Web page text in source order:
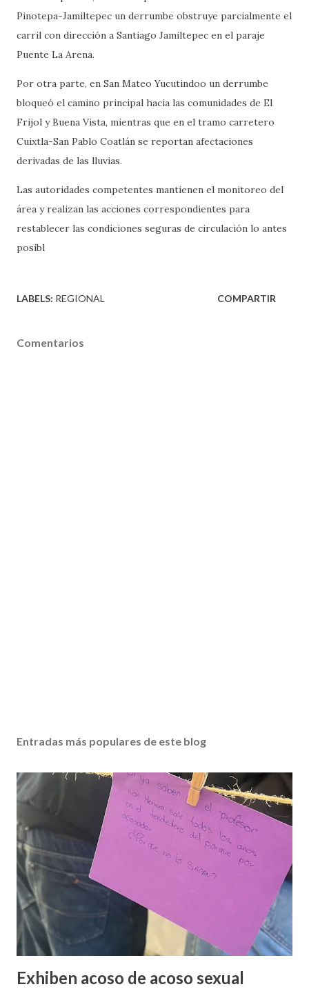
Pinotepa-Jamiltepec un derrumbe obstruye parcialmente el
carril con dirección a Santiago Jamiltepec en el paraje
Puente La Arena.
Por otra parte, en San Mateo Yucutindoo un derrumbe
bloqueó el camino principal hacia las comunidades de El
Frijol y Buena Vista, mientras que en el tramo carretero
Cuixtla-San Pablo Coatlán se reportan afectaciones
derivadas de las lluvias.
Las autoridades competentes mantienen el monitoreo del
área y realizan las acciones correspondientes para
restablecer las condiciones seguras de circulación lo antes
posibl
LABELS: REGIONAL COMPARTIR
Comentarios
Entradas más populares de este blog
Exhiben acoso de acoso sexual